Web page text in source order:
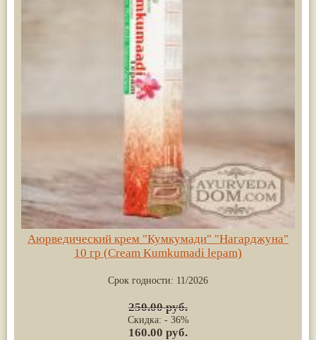
Аюрведический крем "Кумкумади" "Нагарджуна"
10 гр (Cream Kumkumadi lepam)
Срок годности: 11/2026
250.00 руб.
Скидка: - 36%
160.00 руб.